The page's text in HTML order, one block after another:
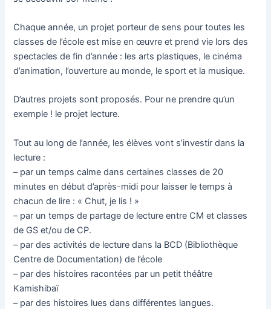
Chaque année, un projet porteur de sens pour toutes les
classes de l’école est mise en œuvre et prend vie lors des
spectacles de fin d’année : les arts plastiques, le cinéma
d’animation, l’ouverture au monde, le sport et la musique.
D’autres projets sont proposés. Pour ne prendre qu’un
exemple ! le projet lecture.
Tout au long de l’année, les élèves vont s’investir dans la
lecture :
– par un temps calme dans certaines classes de 20
minutes en début d’après-midi pour laisser le temps à
chacun de lire : « Chut, je lis ! »
– par un temps de partage de lecture entre CM et classes
de GS et/ou de CP.
– par des activités de lecture dans la BCD (Bibliothèque
Centre de Documentation) de l’école
– par des histoires racontées par un petit théâtre
Kamishibaï
– par des histoires lues dans différentes langues.